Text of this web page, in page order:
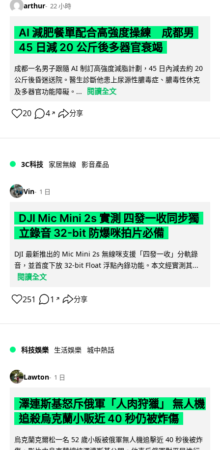
arthur 22 小時
AI 減肥餐單配合高強度操練 成都男
45 日減 20 公斤後多器官衰竭
成都一名男子跟隨 AI 制訂高強度減脂計劃，45 日內減去約 20
公斤後昏迷送院。醫生診斷他患上尿源性膿毒症、膿毒性休克
及多器官功能障礙。...
閱讀全文
20 4 ↗ 分享
3C科技 家居無線 影音產品
Vin 1 日
DJI Mic Mini 2s 實測 四發一收同步獨
立錄音 32-bit 防爆咪拍片必備
DJI 最新推出的 Mic Mini 2s 無線咪支援「四發一收」分軌錄
音，並首度下放 32-bit Float 浮點內錄功能。本文經實測其...
閱讀全文
251 1 ↗ 分享
科技娛樂 生活娛樂 城中熱話
Lawton 1 日
澤連斯基怒斥俄軍「人肉狩獵」 無人機
追殺烏克蘭小販近 40 秒仍被炸傷
烏克蘭克爾松一名 52 歲小販被俄軍無人機追擊近 40 秒後被炸